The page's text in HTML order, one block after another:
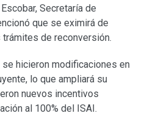
Secretaría de
que se eximirá de
de reconversión.
hicieron modificaciones en
lo que ampliará su
nuevos incentivos
al 100% del ISAI.